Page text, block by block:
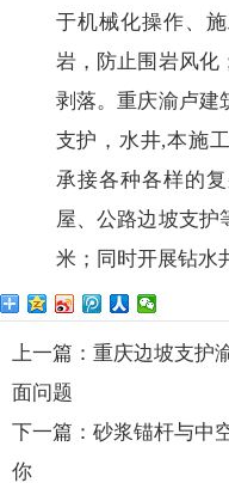
于机械化操作、
岩，防止围岩风化
剥落。重庆渝卢建
支护，水井,本施
承接各种各样的
屋、公路边坡支护
米；同时开展钻水
上一篇：重庆边坡支
面问题
下一篇：砂浆锚杆与中
你